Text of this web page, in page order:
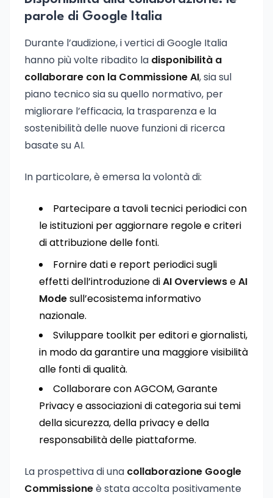
parole di Google Italia
Durante l’audizione, i vertici di Google Italia
hanno più volte ribadito la disponibilità a
collaborare con la Commissione AI, sia sul
piano tecnico sia su quello normativo, per
migliorare l’efficacia, la trasparenza e la
sostenibilità delle nuove funzioni di ricerca
basate su AI.
In particolare, è emersa la volontà di:
Partecipare a tavoli tecnici periodici con
le istituzioni per aggiornare regole e criteri
di attribuzione delle fonti.
Fornire dati e report periodici sugli
effetti dell’introduzione diAI OverviewseAI
Modesull’ecosistema informativo
nazionale.
Sviluppare toolkit per editori e giornalisti,
in modo da garantire una maggiore visibilità
alle fonti di qualità.
Collaborare con AGCOM, Garante
Privacy e associazioni di categoria sui temi
della sicurezza, della privacy e della
responsabilità delle piattaforme.
La prospettiva di una collaborazione Google
Commissioneè stata accolta positivamente